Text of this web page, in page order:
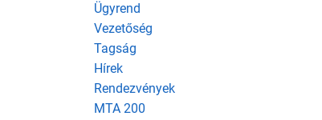
Ügyrend
Vezetőség
Tagság
Hírek
Rendezvények
MTA 200